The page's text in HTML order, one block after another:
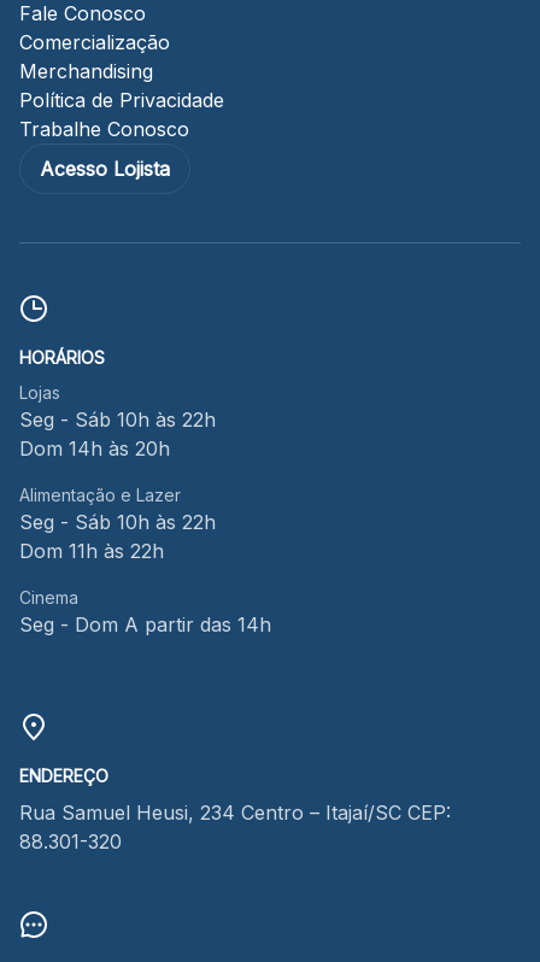
Fale Conosco
Comercialização
Merchandising
Política de Privacidade
Trabalhe Conosco
Acesso Lojista
HORÁRIOS
Lojas
Seg - Sáb 10h às 22h
Dom 14h às 20h
Alimentação e Lazer
Seg - Sáb 10h às 22h
Dom 11h às 22h
Cinema
Seg - Dom A partir das 14h
ENDEREÇO
Rua Samuel Heusi, 234 Centro – Itajaí/SC CEP:
88.301-320